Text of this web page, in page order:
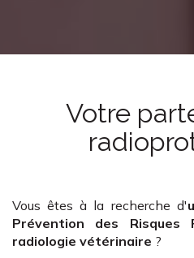
Votre
Vous êtes à la recherche d'
Prévention des Risques
radiologie vétérinaire ?